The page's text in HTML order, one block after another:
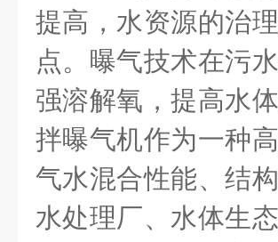
提高，水资源的治
点。曝气技术在污
强溶解氧，提高水
拌曝气机作为一种
气水混合性能、结
水处理厂、水体生